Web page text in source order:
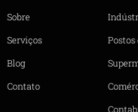
Sobre
Serviços
Blog
Contato